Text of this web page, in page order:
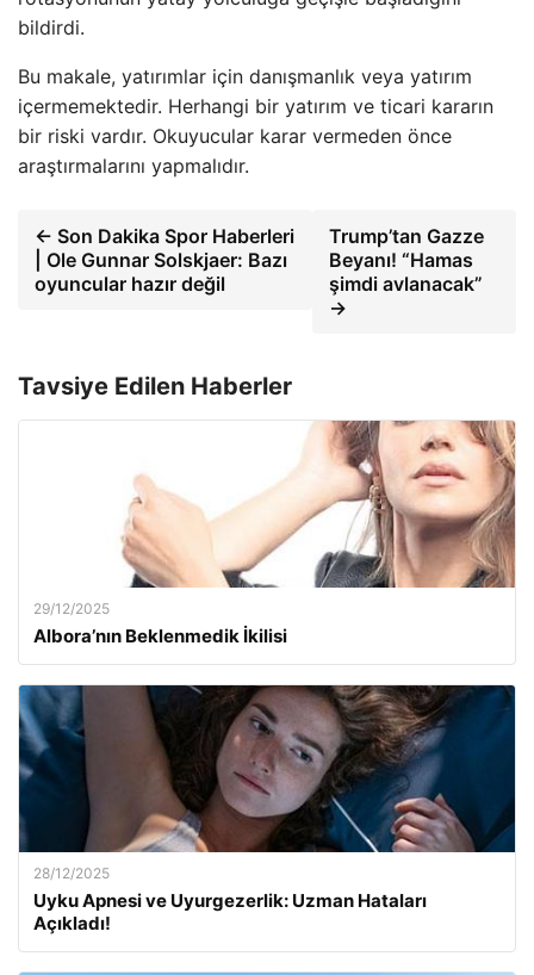
bildirdi.
Bu makale, yatırımlar için danışmanlık veya yatırım
içermemektedir. Herhangi bir yatırım ve ticari kararın
bir riski vardır. Okuyucular karar vermeden önce
araştırmalarını yapmalıdır.
← Son Dakika Spor Haberleri
| Ole Gunnar Solskjaer: Bazı
oyuncular hazır değil
Trump’tan Gazze
Beyanı! “Hamas
şimdi avlanacak”
→
Tavsiye Edilen Haberler
29/12/2025
Albora’nın Beklenmedik İkilisi
28/12/2025
Uyku Apnesi ve Uyurgezerlik: Uzman Hataları
Açıkladı!